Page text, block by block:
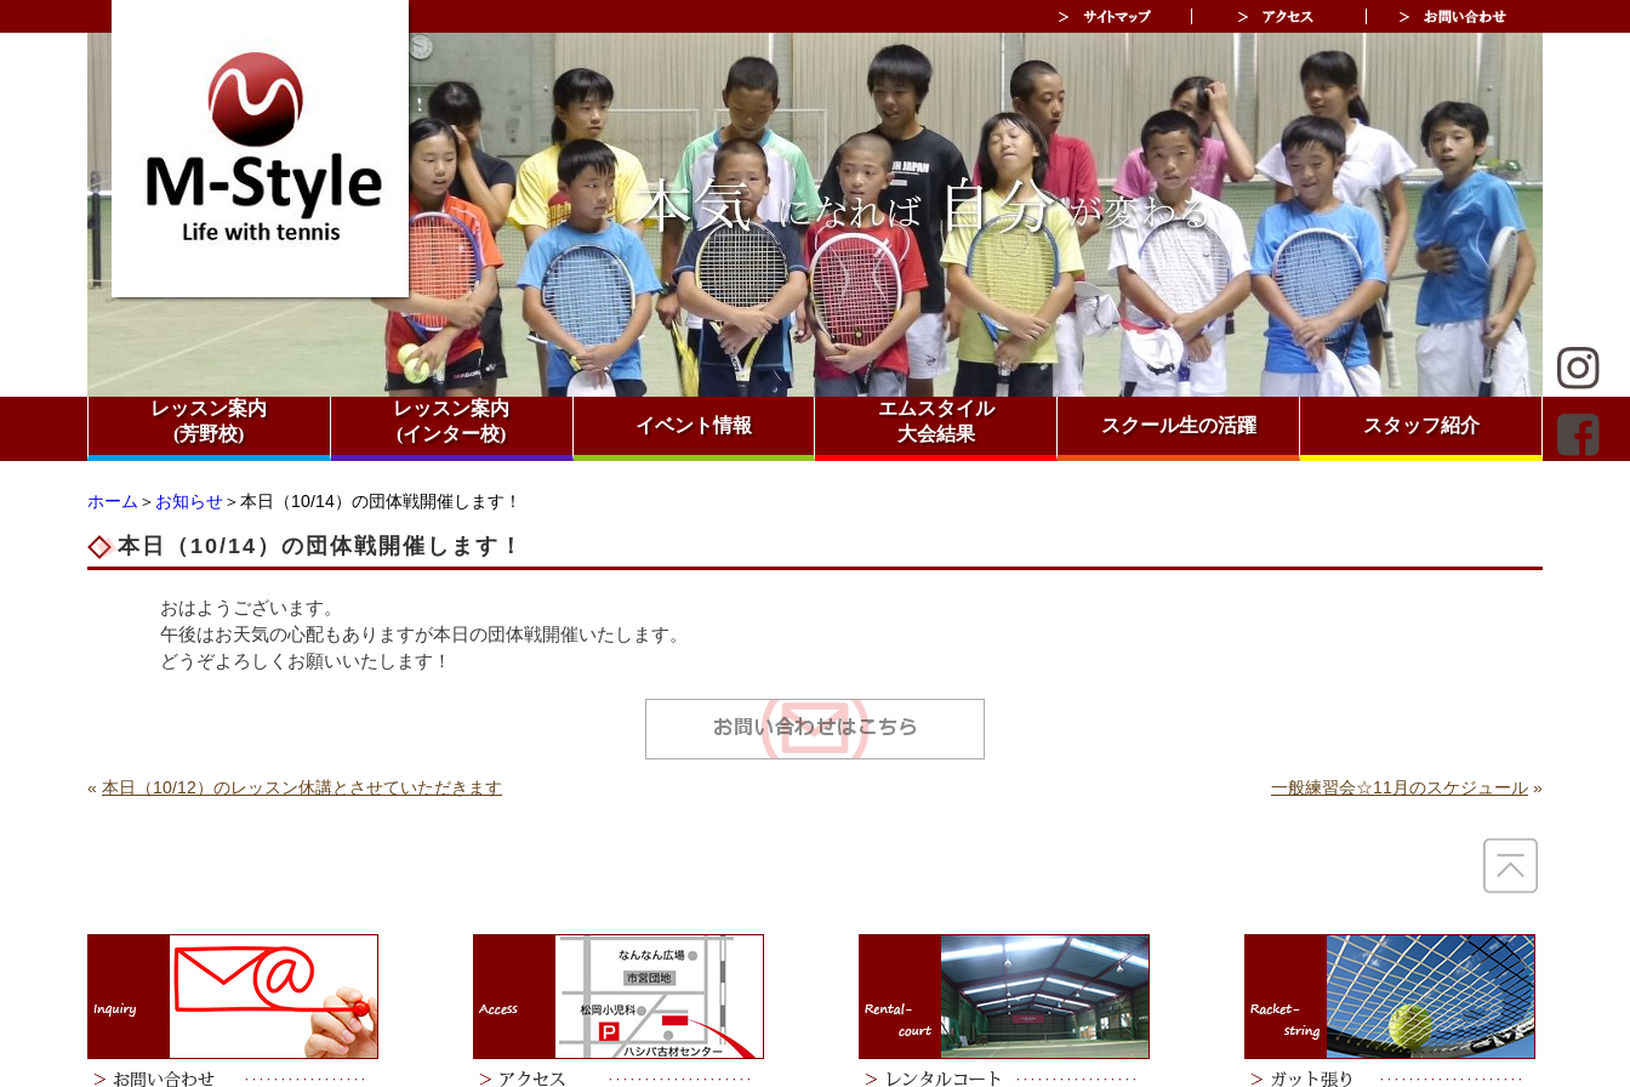
レッスン案内
(芳野校)
レッスン案内
(インター校)
イベント情報
エムスタイル
大会結果
スクール生の活躍 スタッフ紹介
ホーム ＞ お知らせ＞本日（10/14）の団体戦開催します！
本日（10/14）の団体戦開催します！
おはようございます。
午後はお天気の心配もありますが本日の団体戦開催いたします。
どうぞよろしくお願いいたします！
« 本日（10/12）のレッスン休講とさせていただきます 一般練習会☆11月のスケジュール »